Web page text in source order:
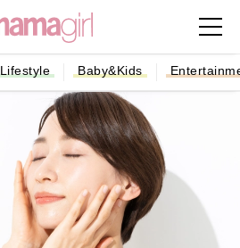
Lifestyle Baby&Kids